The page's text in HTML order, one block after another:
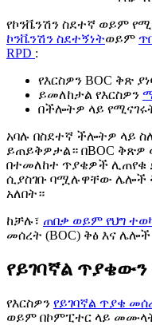
የኮንቬንሽን ስደተኛ ወይም
ኮንቬንሽን ስደተኝነትወይም
RPD :
የእርስዎን BOC ቅጽ
ይመለከታል የእርስዎን
በችሎትዎ ላይ
አባሉ በስደተኛ ችሎትዎ ላይ
ይጠይቅዎታል። በBOC
በተመለከተ ጥያቄዎች ሊጠየቁ
ሲያስገቡ ባሟሉዋቸው ሌሎች
አለበት።
ከቻሉ፣ ጠበቃ ወይም የህግ
መሰረት (BOC) ቅፅ እና
የይገባኛል
የእርስዎን የይገባኛል ጥያቄ
ወይም በኮምፒተር ላይ